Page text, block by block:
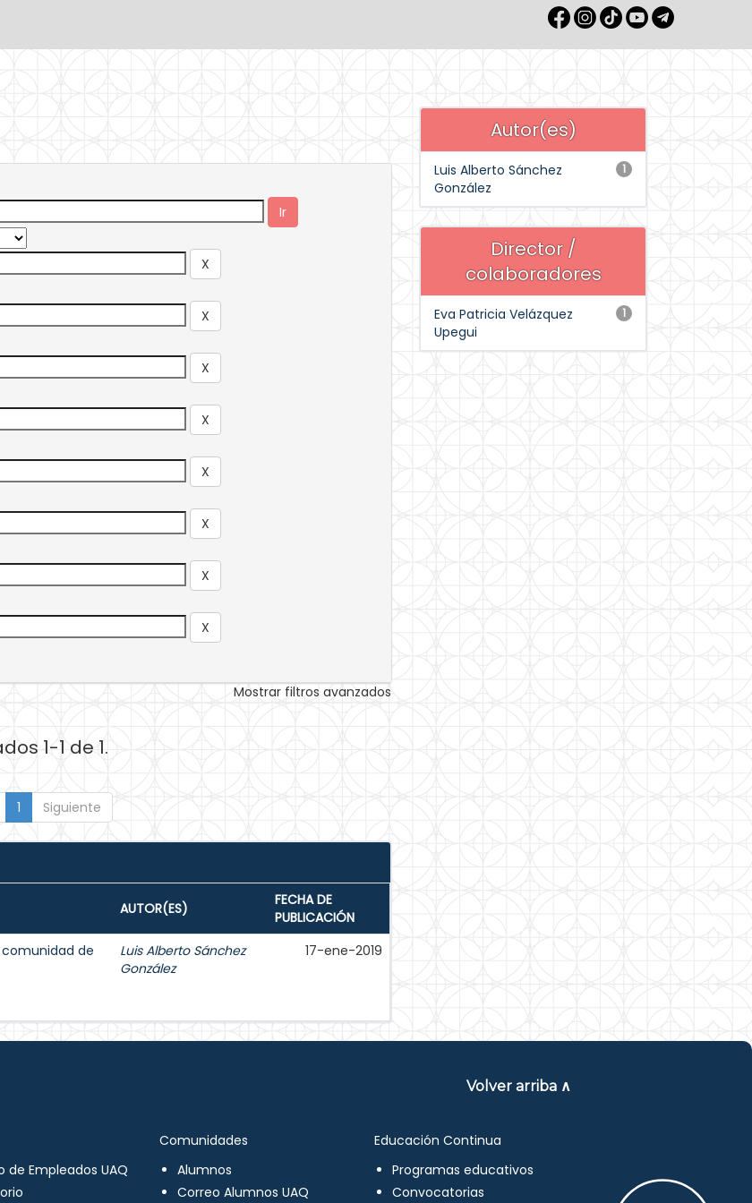
Mostrar filtros avanzados
1-1 de 1.
1 Siguiente
AUTOR(ES)
FECHA DE
PUBLICACIÓN
de
Luis Alberto Sánchez
González
17-ene-2019
Autor(es)
1
Luis Alberto Sánchez
González
Director /
colaboradores
1
Eva Patricia Velázquez
Upegui
Volver arriba ∧
de Empleados UAQ
Comunidades
Alumnos
Correo Alumnos UAQ
Educación Continua
Programas educativos
Convocatorias